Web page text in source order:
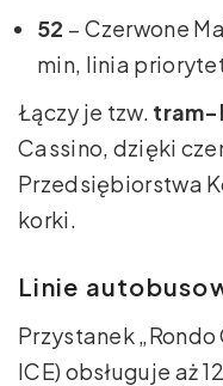
52 – Czerwone
min, linia
Łączy je tzw. tram-
Cassino, dzięki
Przedsiębiorstwa
korki.
Linie
Przystanek
ICE) obsługuje aż